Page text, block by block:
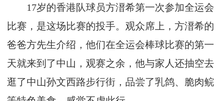
17岁的香港队球员方溍希第一次参加全运会
比赛，是这场比赛的投手。观众席上，方溍希的
爸爸方先生介绍，他们在全运会棒球比赛的第一
天就来到了中山，观赛之余，他与家人还抽空去
逛了中山孙文西路步行街，品尝了乳鸽、脆肉鲩